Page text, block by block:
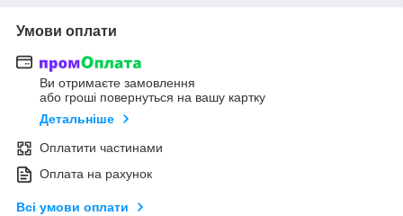
Умови оплати
Ви отримаєте замовлення
або гроші повернуться на вашу картку
Детальніше
Оплатити частинами
Оплата на рахунок
Всі умови оплати